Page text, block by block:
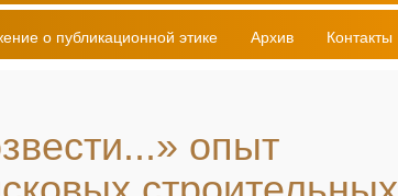
о публикационной этике Архив Контакты
опыт